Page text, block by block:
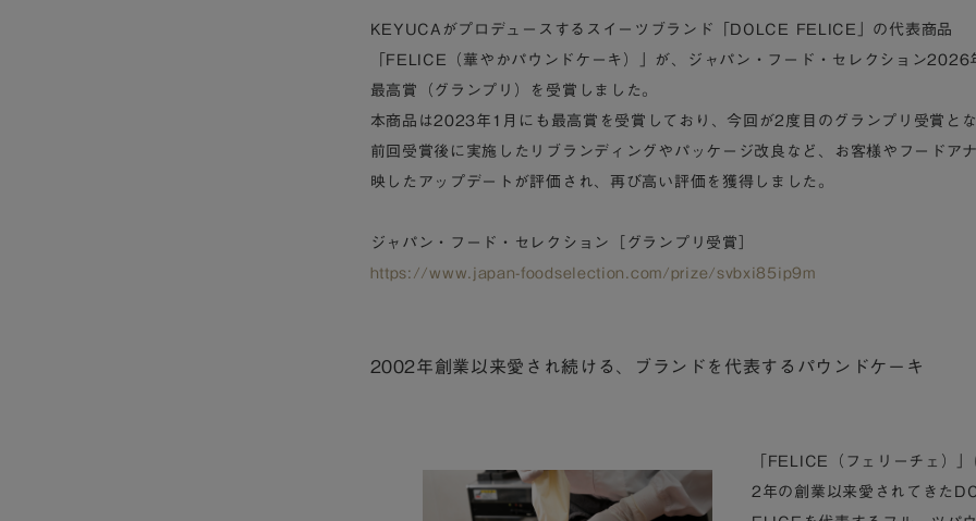
KEYUCAがプロデュースするスイーツブランド「DOLCE FELICE」の代表商品
「FELICE（華やかパウンドケーキ）」が、ジャパン・フード・セレクション2026
最高賞（グランプリ）を受賞しました。
本商品は2023年1月にも最高賞を受賞しており、今回が2度目のグランプリ受賞と
前回受賞後に実施したリブランディングやパッケージ改良など、お客様やフードア
映したアップデートが評価され、再び高い評価を獲得しました。
ジャパン・フード・セレクション［グランプリ受賞］
https://www.japan-foodselection.com/prize/svbxi85ip9m
2002年創業以来愛され続ける、ブランドを代表するパウンドケーキ
「FELICE（フェリーチェ）
2年の創業以来愛されてきた